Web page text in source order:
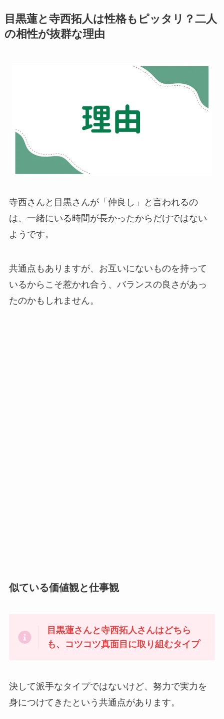
目黒蓮と寺西拓人は性格もピッタリ？二人
の相性が抜群な理由
寺西さんと目黒さんが「仲良し」と言われるの
は、一緒にいる時間が長かったからだけではない
ようです。
共通点もありますが、お互いにないものを持って
いるからこそ惹かれ合う、バランスの良さがあっ
たのかもしれません。
似ている価値観と仕事観
目黒蓮さんと寺西拓人さんはどちら
も、コツコツ真面目に取り組むタイプ
決して派手なタイプではないけど、努力で実力を
身につけてきたという共通点があります。